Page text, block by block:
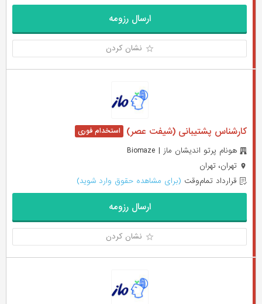
ارسال رزومه
نشان کردن
کارشناس پشتیبانی (شیفت عصر)
هونام پرتو اندیشان ماز | Biomaze
تهران، تهران
قرارداد تمام‌وقت (برای مشاهده حقوق وارد شوید)
ارسال رزومه
نشان کردن